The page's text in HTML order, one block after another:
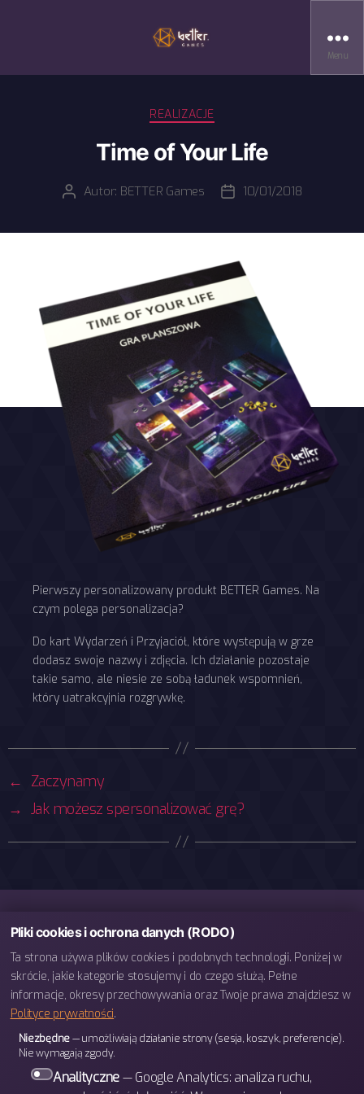
Menu
Kategorie
REALIZACJE
Time of Your Life
AutorAutor: BETTER Games
Data10/01/2018
Pierwszy personalizowany produkt BETTER Games. Na
czym polega personalizacja?
Do kart Wydarzeń i Przyjaciół, które występują w grze
dodasz swoje nazwy i zdjęcia. Ich działanie pozostaje
takie samo, ale niesie ze sobą ładunek wspomnień,
który uatrakcyjnia rozgrywkę.
← Zaczynamy
→ Jak możesz spersonalizować grę?
telefon: 793 443 666
e-mail: biuro@bettergames.pl
Centrum rozwoju BETTER Sp. z o.o.
ul. Wrocławska 31/3b
Pliki cookies i ochrona danych (RODO)
Ta strona używa plików cookies i podobnych technologii. Poniżej w
skrócie, jakie kategorie stosujemy i do czego służą. Pełne
informacje, okresy przechowywania oraz Twoje prawa znajdziesz w
Polityce prywatności.
Niezbędne— umożliwiają działanie strony (sesja, koszyk, preferencje).
Nie wymagają zgody.
Analityczne— Google Analytics: analiza ruchu,